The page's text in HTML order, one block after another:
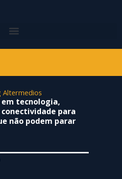
Altermedios
tecnologia,
para
não podem parar